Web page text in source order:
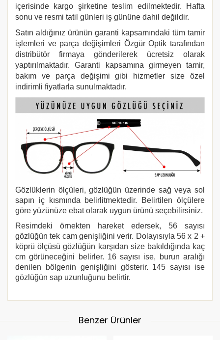
içerisinde kargo şirketine teslim edilmektedir. Hafta
sonu ve resmi tatil günleri iş gününe dahil değildir.
Satın aldığınız ürünün garanti kapsamındaki tüm tamir
işlemleri ve parça değişimleri Özgür Optik tarafından
distribütör firmaya gönderilerek ücretsiz olarak
yaptırılmaktadır. Garanti kapsamına girmeyen tamir,
bakım ve parça değişimi gibi hizmetler size özel
indirimli fiyatlarla sunulmaktadır.
Gözlüklerin ölçüleri, gözlüğün üzerinde sağ veya sol
sapın iç kısmında belirlitmektedir. Belirtilen ölçülere
göre yüzünüze ebat olarak uygun ürünü seçebilirsiniz.
Resimdeki örnekten hareket edersek, 56 sayısı
gözlüğün tek cam genişliğini verir. Dolayısıyla 56 x 2 +
köprü ölçüsü gözlüğün karşıdan size bakıldığında kaç
cm görüneceğini belirler. 16 sayısı ise, burun aralığı
denilen bölgenin genişliğini gösterir. 145 sayısı ise
gözlüğün sap uzunluğunu belirtir.
Benzer Ürünler